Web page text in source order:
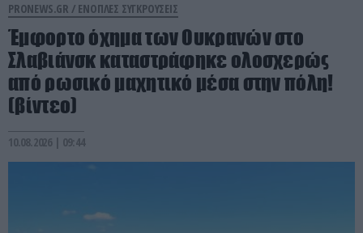
PRONEWS.GR / ΕΝΟΠΛΕΣ ΣΥΓΚΡΟΥΣΕΙΣ
Έμφορτο όχημα των Ουκρανών στο
Σλαβιάνσκ καταστράφηκε ολοσχερώς
από ρωσικό μαχητικό μέσα στην πόλη!
(βίντεο)
10.08.2026 | 09:44